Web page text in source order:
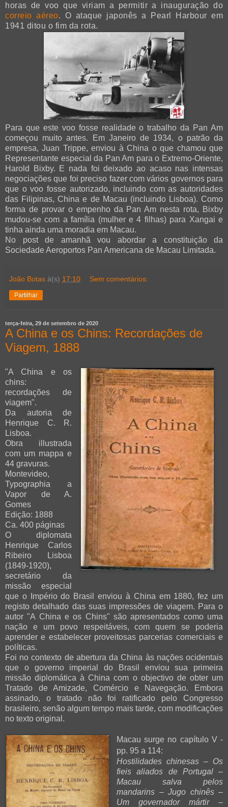
horas de voo que viriam a permitir a inauguração do
correio aéreo. O ataque japonês a Pearl Harbour em
1941 ditou o fim da rota.
Para que este voo fosse realidade o trabalho da Pan Am
começou muito antes. Em Janeiro de 1934, o patrão da
empresa, Juan Trippe, enviou à China o que chamou que
Representante especial da Pan Am para o Extremo-Oriente,
Harold Bixby. E nada foi deixado ao acaso nas intensas
negociações que foi preciso fazer com vários governos para
que o voo fosse autorizado, incluindo com as autoridades
das Filipinas, China e de Macau (incluindo Lisboa). Como
forma de provar o empenho da Pan Am nesta rota, Bixby
mudou-se com a família (mulher e 4 filhas) para Xangai e
tinha ainda uma moradia em Macau.
No post de amanhã vou abordar a constituição da
Sociedade Aeroportos Pan Americana de Macau Limitada.
João Botas à(s) 17:10 Sem comentários:
Partilhar
terça-feira, 29 de setembro de 2020
A China e os Chins: Recordações de
Viagem, 1888
"A China e os
chins:
recordações de
viagem".
Da autoria de
Henrique C. R.
Lisboa.
Obra illustrada
com um mappa e
44 gravuras.
Montevideo,
Typographia a
Vapor de A.
Gomes
Edição: 1888
Ca. 400 páginas
O diplomata
Henrique Carlos
Ribeiro Lisboa
(1849-1920),
secretário da
missão especial
que o Império do Brasil enviou à China em 1880, fez um
registo detalhado das suas impressões de viagem. Para o
autor "A China e os Chins" são apresentados como uma
nação e um povo respeitáveis, com quem se poderia
aprender e estabelecer proveitosas parcerias comerciais e
políticas.
Foi no contexto de abertura da China às nações ocidentais
que o governo imperial do Brasil enviou sua primeira
missão diplomática à China com o objectivo de obter um
Tratado de Amizade, Comércio e Navegação. Embora
assinado, o tratado não foi ratificado pelo Congresso
brasileiro, senão algum tempo mais tarde, com modificações
no texto original.
Macau surge no capítulo V -
pp. 95 a 114:
Hostilidades chinesas – Os
fieis aliados de Portugal –
Macau salva pelos
mandarins – Jugo chinês –
Um governador mártir –